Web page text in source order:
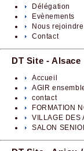
Délégation
Evènements
Nous rejoindre
Contact
DT Site - Alsace
Accueil
AGIR
contact
FORMATION
VILLAGE DES
SALON